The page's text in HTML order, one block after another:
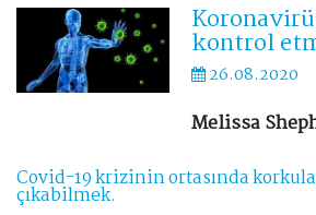
kontrol
26.08.2020
Melissa
Covid-19 krizinin ortasında
çıkabilmek.